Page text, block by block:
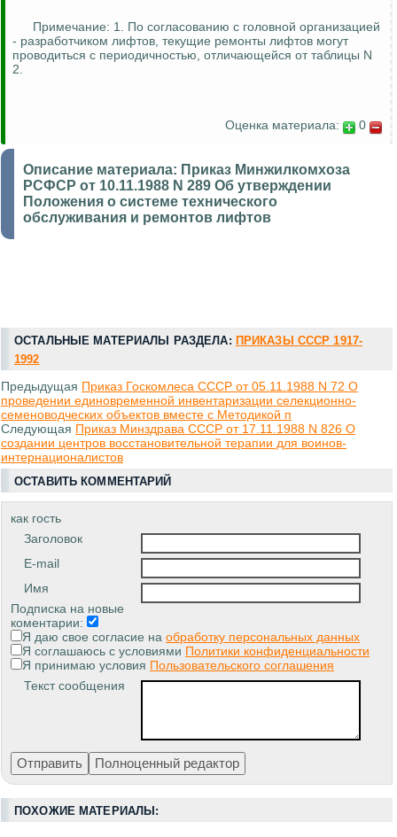
Примечание: 1. По согласованию с головной организацией
- разработчиком лифтов, текущие ремонты лифтов могут
проводиться с периодичностью, отличающейся от таблицы N
2.
Оценка материала: 0
Описание материала: Приказ Минжилкомхоза
РСФСР от 10.11.1988 N 289 Об утверждении
Положения о системе технического
обслуживания и ремонтов лифтов
ОСТАЛЬНЫЕ МАТЕРИАЛЫ РАЗДЕЛА: ПРИКАЗЫ СССР 1917-
1992
Предыдущая Приказ Госкомлеса СССР от 05.11.1988 N 72 О
проведении единовременной инвентаризации селекционно-
семеноводческих объектов вместе с Методикой п
Следующая Приказ Минздрава СССР от 17.11.1988 N 826 О
создании центров восстановительной терапии для воинов-
интернационалистов
ОСТАВИТЬ КОММЕНТАРИЙ
как гость
Заголовок
E-mail
Имя
Подписка на новые
коментарии:
Я даю свое согласие на обработку персональных данных
Я соглашаюсь с условиями Политики конфиденциальности
Я принимаю условия Пользовательского соглашения
Текст сообщения
ПОХОЖИЕ МАТЕРИАЛЫ: